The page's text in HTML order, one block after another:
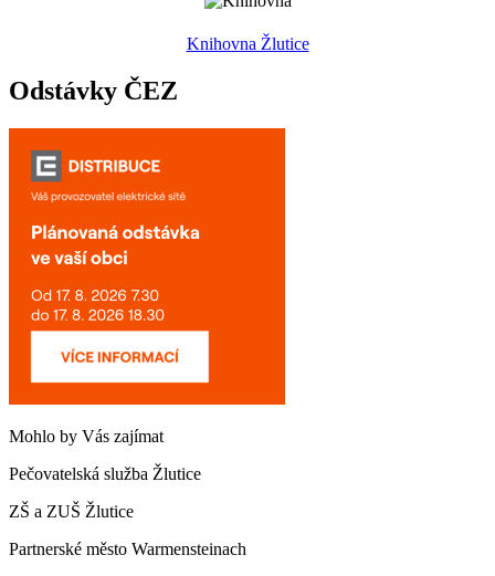
Knihovna Žlutice
Odstávky ČEZ
Mohlo by Vás zajímat
Pečovatelská služba Žlutice
ZŠ a ZUŠ Žlutice
Partnerské město Warmensteinach